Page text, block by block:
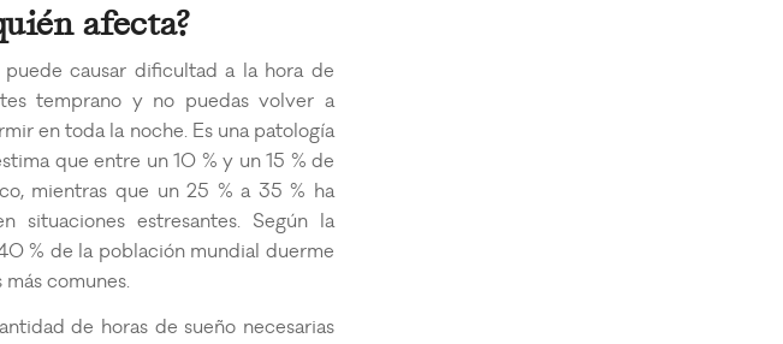
afecta?
causar dificultad a la hora de
temprano y no puedas volver a
en toda la noche. Es una patología
que entre un 10 % y un 15 % de
mientras que un 25 % a 35 % ha
situaciones estresantes. Según la
% de la población mundial duerme
comunes.
de horas de sueño necesarias